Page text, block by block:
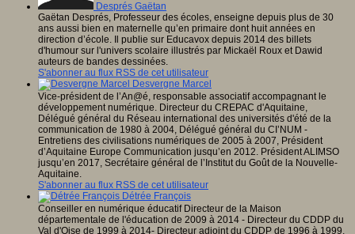
Després Gaëtan
Gaëtan Després, Professeur des écoles, enseigne depuis plus de 30
ans aussi bien en maternelle qu’en primaire dont huit années en
direction d’école. Il publie sur Educavox depuis 2014 des billets
d'humour sur l'univers scolaire illustrés par Mickaël Roux et Dawid
auteurs de bandes dessinées.
S'abonner au flux RSS de cet utilisateur
Desvergne Marcel
Vice-président de l’An@é, responsable associatif accompagnant le
développement numérique. Directeur du CREPAC d'Aquitaine,
Délégué général du Réseau international des universités d'été de la
communication de 1980 à 2004, Délégué général du CI’NUM -
Entretiens des civilisations numériques de 2005 à 2007, Président
d’Aquitaine Europe Communication jusqu’en 2012. Président ALIMSO
jusqu’en 2017, Secrétaire général de l’Institut du Goût de la Nouvelle-
Aquitaine.
S'abonner au flux RSS de cet utilisateur
Détrée François
Conseiller en numérique éducatif Directeur de la Maison
départementale de l'éducation de 2009 à 2014 - Directeur du CDDP du
Val d'Oise de 1999 à 2014- Directeur adjoint du CDDP de 1996 à 1999,